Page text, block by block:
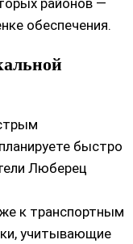
районов —
обеспечения.
быстро
Люберец
к транспортным
учитывающие